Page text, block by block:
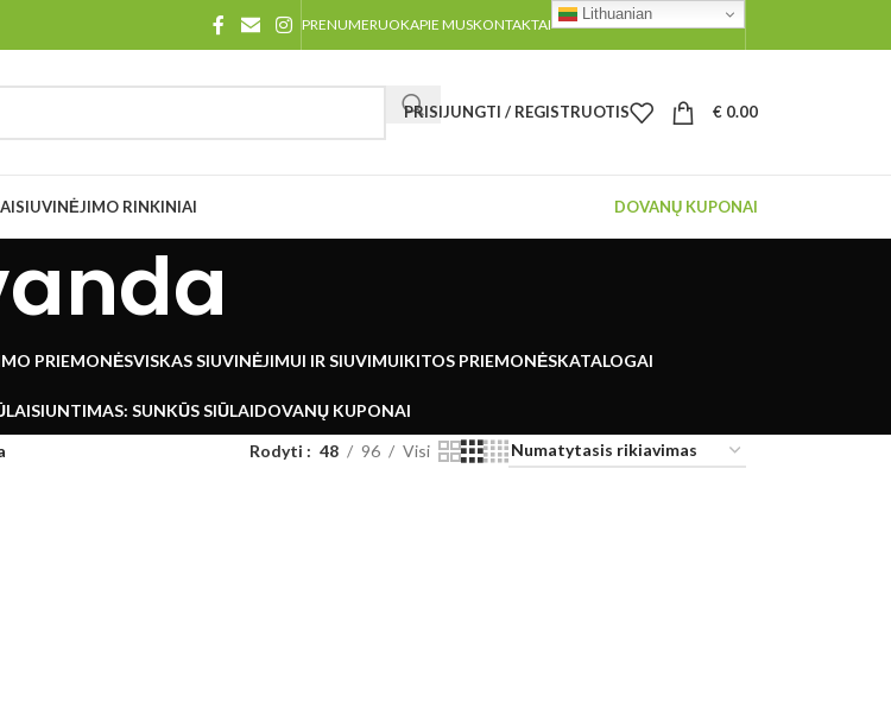
PRENUMERUOKAPIE MUSKONTAKTAI
Lithuanian
PRISIJUNGTI / REGISTRUOTIS € 0.00
SIUVINĖJIMO RINKINIAI DOVANŲ KUPONAI
PRIEMONĖSVISKAS SIUVINĖJIMUI IR SIUVIMUIKITOS PRIEMONĖSKATALOGAI
SIUNTIMAS: SUNKŪS SIŪLAIDOVANŲ KUPONAI
Rodyti 48 96 Visi